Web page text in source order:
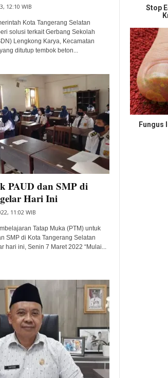
12:10 WIB
Kota Tangerang Selatan
solusi terkait Gerbang Sekolah
Lengkong Karya, Kecamatan
ditutup tembok beton...
PAUD dan SMP di
Hari Ini
11:02 WIB
Tatap Muka (PTM) untuk
SMP di Kota Tangerang Selatan
hari ini, Senin 7 Maret 2022 “Mulai...
Stop
Fungus